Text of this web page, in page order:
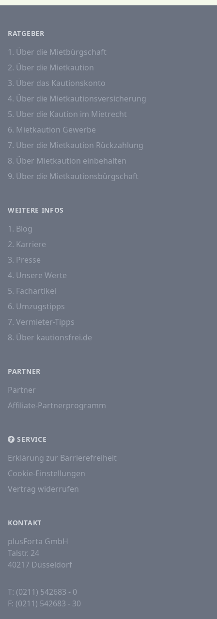
RATGEBER
1. Über die Mietbürgschaft
2. Über die Mietkaution
3. Über das Kautionskonto
4. Über die Mietkautionsversicherung
5. Über die Kaution im Mietrecht
6. Mietkaution Gewerbe
7. Über die Mietkaution Rückzahlung
8. Über Mietkaution einbehalten
9. Über die Mietkautionsbürgschaft
WEITERE INFOS
1. Blog
2. Karriere
3. Presse
4. Unsere Werte
5. Fachartikel
6. Umzugstipps
7. Vermieter-Tipps
8. Über kautionsfrei.de
PARTNER
Partner
Affiliate-Partnerprogramm
SERVICE
Erklärung zur Barrierefreiheit
Cookie-Einstellungen
Vertrag widerrufen
KONTAKT
plusForta GmbH
Talstr. 24
40217 Düsseldorf
T: (0211) 542683 - 0
F: (0211) 542683 - 30